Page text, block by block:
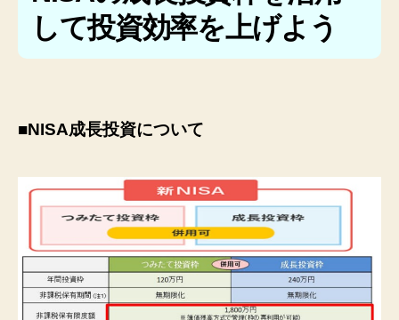
して投資効率を上げよう
■NISA成長投資について